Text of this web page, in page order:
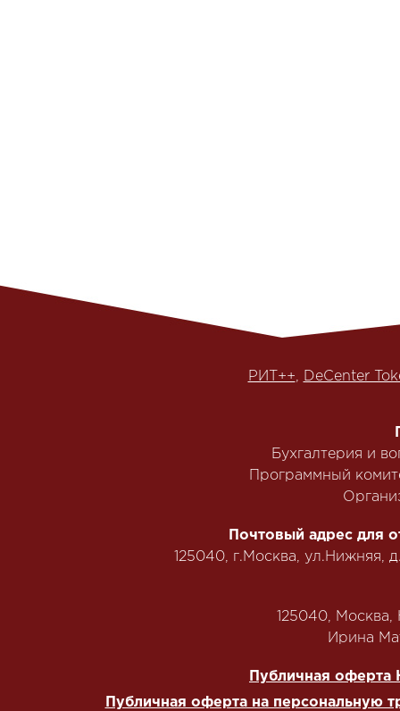
РИТ++, DeCenter
Бухгалтерия и
Программный
Почтовый адрес для
125040, г.Москва, ул.Нижняя,
125040,
‭Ирина
Публичная оферта
Публичная оферта на персональную